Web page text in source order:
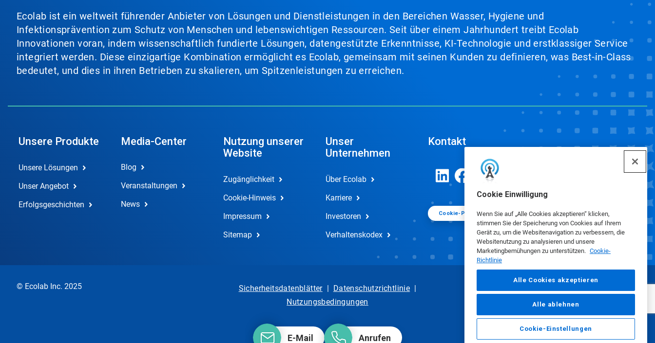
Cookie Einwilligung
Wenn Sie auf „Alle Cookies akzeptieren“ klicken,
stimmen Sie der Speicherung von Cookies auf Ihrem
Gerät zu, um die Websitenavigation zu verbessern, die
Websitenutzung zu analysieren und unsere
Marketingbemühungen zu unterstützen. Cookie-
Richtlinie
Alle Cookies akzeptieren
Alle ablehnen
Cookie-Einstellungen
Ecolab ist ein weltweit führender Anbieter von Lösungen und Dienstleistungen in den Bereichen Wasser, Hygiene und
Infektionsprävention zum Schutz von Menschen und lebenswichtigen Ressourcen. Seit über einem Jahrhundert treibt Ecolab
Innovationen voran, indem wissenschaftlich fundierte Lösungen, datengestützte Erkenntnisse, KI-Technologie und erstklassiger Service
integriert werden. Diese einzigartige Kombination ermöglicht es Ecolab, gemeinsam mit seinen Kunden zu definieren, was Best-in-Class
bedeutet, und dies in ihren Betrieben zu skalieren, um Spitzenleistungen zu erreichen.
Unsere Produkte
Unsere Lösungen
Unser Angebot
Erfolgsgeschichten
Media-Center
Blog
Veranstaltungen
News
Nutzung unserer
Website
Zugänglichkeit
Cookie-Hinweis
Impressum
Sitemap
Unser
Unternehmen
Über Ecolab
Karriere
Investoren
Verhaltenskodex
Kontakt
Cookie-Präferenzen
E-Mail Anrufen
© Ecolab Inc. 2025 Sicherheitsdatenblätter| Datenschutzrichtlinie |
Nutzungsbedingungen